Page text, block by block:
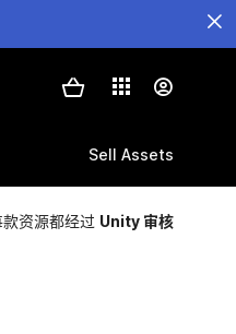
Sell Assets
款资源都经过 Unity 审核